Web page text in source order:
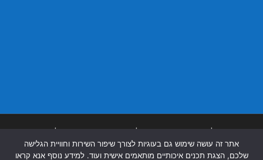
בבאר שבע |
אתר זה עושה שימוש גם בעוגיות לצורך שיפור השירות וחוויית הגלישה
שלכם, הצגת תכנים איכותיים מותאמים אישית ועוד. למידע נוסף אנא קראו